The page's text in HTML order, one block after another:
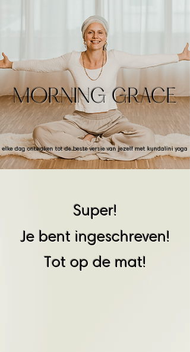
MORNING GRACE
elke dag ontwaken tot de beste versie van jezelf met kundalini yoga
Super!
Je bent ingeschreven!
Tot op de mat!